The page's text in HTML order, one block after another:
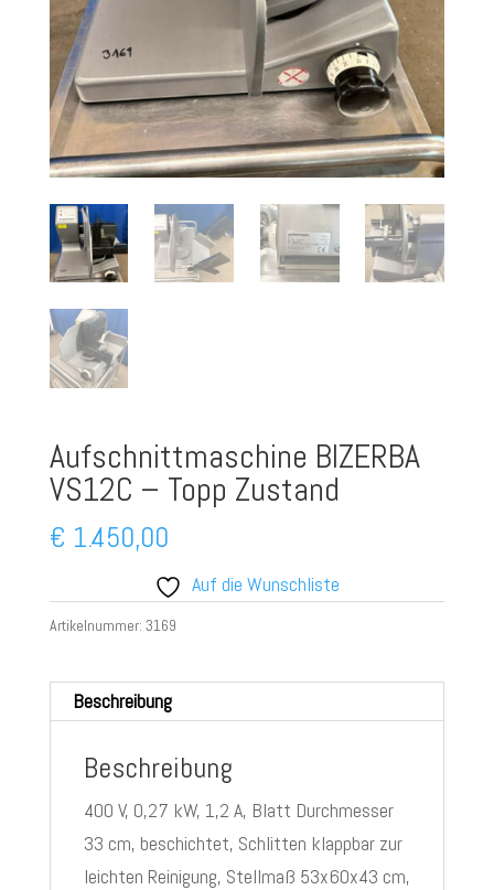
Aufschnittmaschine BIZERBA
VS12C – Topp Zustand
€ 1.450,00
Auf die Wunschliste
Artikelnummer: 3169
Beschreibung
Beschreibung
400 V, 0,27 kW, 1,2 A, Blatt Durchmesser
33 cm, beschichtet, Schlitten klappbar zur
leichten Reinigung, Stellmaß 53x60x43 cm,